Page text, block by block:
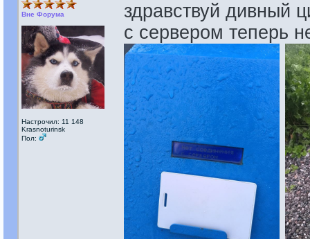
Вне Форума
Настрочил: 11 148
Krasnoturinsk
Пол:
здравствуй дивный
с сервером теперь